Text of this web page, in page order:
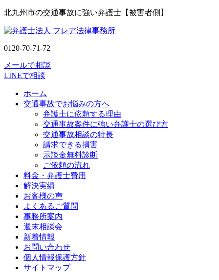
北九州市の交通事故に強い弁護士【被害者側】
0120-70-71-72
メールで相談
LINEで相談
ホーム
交通事故でお悩みの方へ
弁護士に依頼する理由
交通事故案件に強い弁護士の選び方
交通事故相談の特長
請求できる損害
示談金無料診断
ご依頼の流れ
料金・弁護士費用
解決実績
お客様の声
よくあるご質問
事務所案内
週末相談会
新着情報
お問い合わせ
個人情報保護方針
サイトマップ